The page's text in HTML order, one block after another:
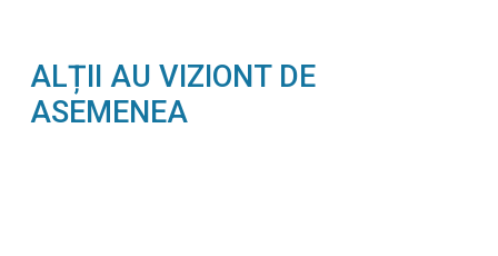
ALȚII AU VIZIONT DE
ASEMENEA